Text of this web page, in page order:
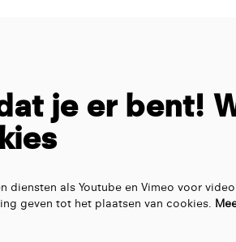
je er bent!
diensten als Youtube en Vimeo voor
geven tot het plaatsen van cookies.